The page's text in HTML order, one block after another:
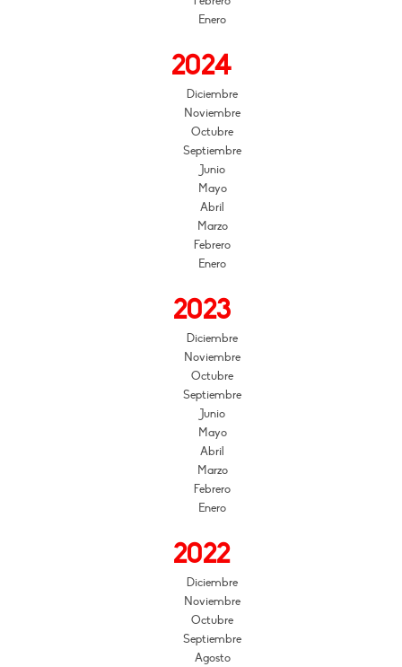
Enero
2024
Diciembre
Noviembre
Octubre
Septiembre
Junio
Mayo
Abril
Marzo
Febrero
Enero
2023
Diciembre
Noviembre
Octubre
Septiembre
Junio
Mayo
Abril
Marzo
Febrero
Enero
2022
Diciembre
Noviembre
Octubre
Septiembre
Agosto